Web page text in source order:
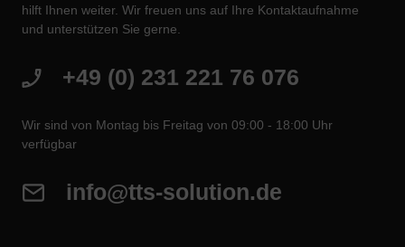
hilft Ihnen weiter. Wir freuen uns auf Ihre Kontaktaufnahme
und unterstützen Sie gerne.
+49 (0) 231 221 76 076
Wir sind von Montag bis Freitag von 09:00 - 18:00 Uhr
verfügbar
info@tts-solution.de